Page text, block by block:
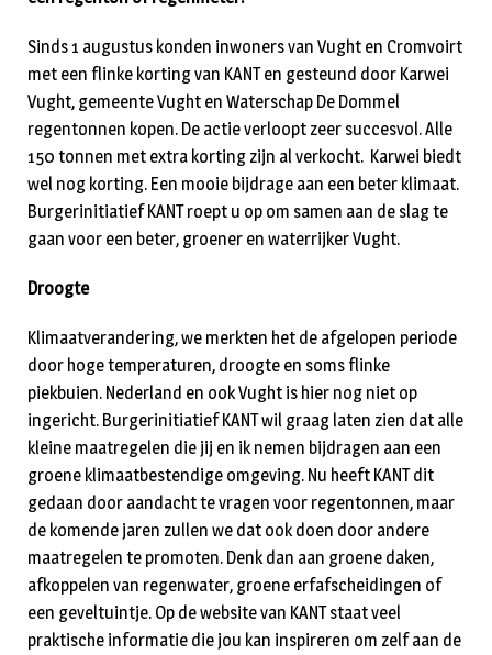
Sinds 1 augustus konden inwoners van Vught en Cromvoirt
met een flinke korting van KANT en gesteund door Karwei
Vught, gemeente Vught en Waterschap De Dommel
regentonnen kopen. De actie verloopt zeer succesvol. Alle
150 tonnen met extra korting zijn al verkocht. Karwei biedt
wel nog korting. Een mooie bijdrage aan een beter klimaat.
Burgerinitiatief KANT roept u op om samen aan de slag te
gaan voor een beter, groener en waterrijker Vught.
Droogte
Klimaatverandering, we merkten het de afgelopen periode
door hoge temperaturen, droogte en soms flinke
piekbuien. Nederland en ook Vught is hier nog niet op
ingericht. Burgerinitiatief KANT wil graag laten zien dat alle
kleine maatregelen die jij en ik nemen bijdragen aan een
groene klimaatbestendige omgeving. Nu heeft KANT dit
gedaan door aandacht te vragen voor regentonnen, maar
de komende jaren zullen we dat ook doen door andere
maatregelen te promoten. Denk dan aan groene daken,
afkoppelen van regenwater, groene erfafscheidingen of
een geveltuintje. Op de website van KANT staat veel
praktische informatie die jou kan inspireren om zelf aan de